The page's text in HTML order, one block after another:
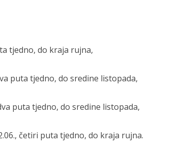
tjedno, do kraja rujna,
puta tjedno, do sredine listopada,
puta tjedno, do sredine listopada,
četiri puta tjedno, do kraja rujna.